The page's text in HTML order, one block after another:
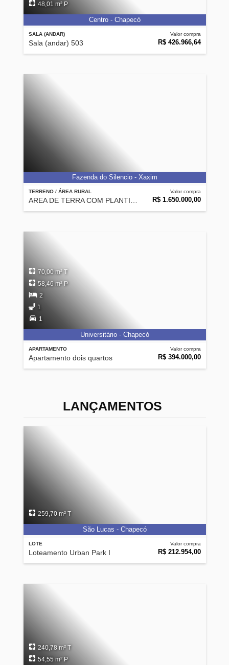
SALA (ANDAR)
Sala (andar) 503
Valor compra
R$ 426.966,64
48,01 m² P
Centro - Chapecó
TERRENO / ÁREA RURAL Valor compra
R$ 1.650.000,00
Fazenda do Silencio - Xaxim
APARTAMENTO
Apartamento dois quartos
Valor compra
R$ 394.000,00
70,00 m² T
58,46 m² P
2
1
1
Universitário - Chapecó
LANÇAMENTOS
LOTE
Loteamento Urban Park I
Valor compra
R$ 212.954,00
259,70 m² T
São Lucas - Chapecó
240,78 m² T
54,55 m² P